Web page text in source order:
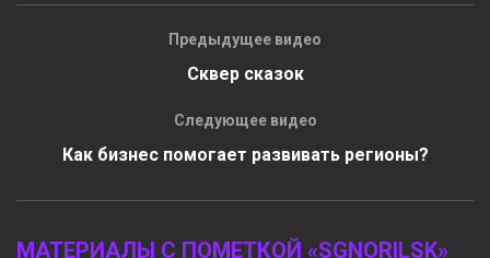
Предыдущее видео
Сквер сказок
Следующее видео
Как бизнес помогает развивать регионы?
МАТЕРИАЛЫ С ПОМЕТКОЙ «SGNORILSK»